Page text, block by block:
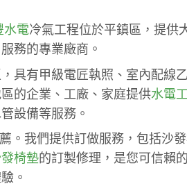
水電冷氣工程位於平鎮區，提供
務的專業廠商。
具有甲級電匠執照、室內配線
的企業、工廠、家庭提供水電
設備等服務。
。我們提供訂做服務，包括沙
椅墊的訂製修理，是您可信賴
。